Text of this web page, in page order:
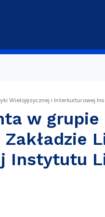
Wielojęzycznej i Interkulturowej
w grupie
Instytutu